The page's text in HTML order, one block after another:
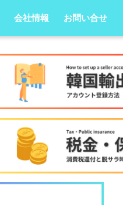
会社情報 お問い合せ